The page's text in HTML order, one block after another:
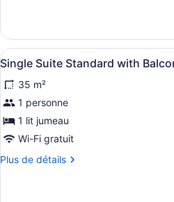
Premium
with
View
Suite
Premium
with
View
Afficher
toutes
les
photos
pour
ce
de
1
5
Single Suite Standard with
35 m²
1 personne
1 lit jumeau
Wi-Fi gratuit
Plus de détails
Plus